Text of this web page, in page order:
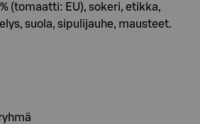
(tomaatti: EU), sokeri, etikka,
suola, sipulijauhe, mausteet.